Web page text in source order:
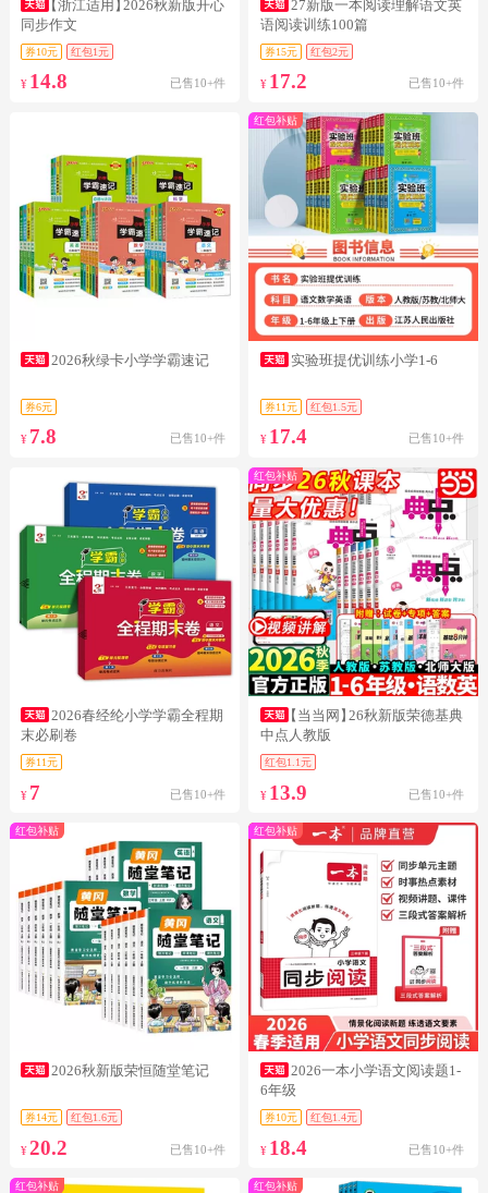
【浙江适用】2026秋新版开心
同步作文
券10元 红包1元
¥ 14.8 已售10+件
27新版一本阅读理解语文英
语阅读训练100篇
券15元 红包2元
¥ 17.2 已售10+件
2026秋绿卡小学学霸速记
券6元
¥ 7.8 已售10+件
红包补贴
实验班提优训练小学1-6
券11元 红包1.5元
¥ 17.4 已售10+件
2026春经纶小学学霸全程期
末必刷卷
券11元
¥ 7 已售10+件
红包补贴
【当当网】26秋新版荣德基典
中点人教版
红包1.1元
¥ 13.9 已售10+件
红包补贴
2026秋新版荣恒随堂笔记
券14元 红包1.6元
¥ 20.2 已售10+件
红包补贴
2026一本小学语文阅读题1-
6年级
券10元 红包1.4元
¥ 18.4 已售10+件
红包补贴 红包补贴